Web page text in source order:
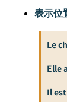
表示位
Le
Elle
Il